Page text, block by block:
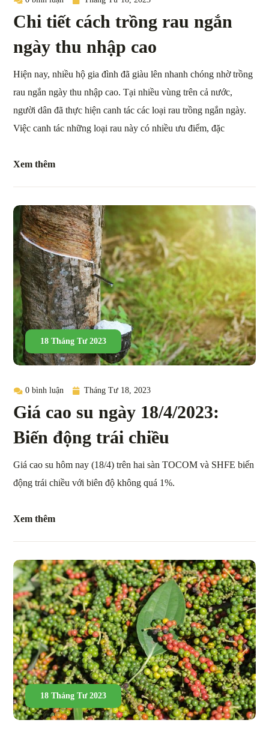
Chi tiết cách trồng rau ngắn
ngày thu nhập cao
Hiện nay, nhiều hộ gia đình đã giàu lên nhanh chóng nhờ trồng
rau ngắn ngày thu nhập cao. Tại nhiều vùng trên cả nước,
người dân đã thực hiện canh tác các loại rau trồng ngắn ngày.
Việc canh tác những loại rau này có nhiều ưu điểm, đặc
Xem thêm
18 Tháng Tư 2023
0 bình luận Tháng Tư 18, 2023
Giá cao su ngày 18/4/2023:
Biến động trái chiều
Giá cao su hôm nay (18/4) trên hai sàn TOCOM và SHFE biến
động trái chiều với biên độ không quá 1%.
Xem thêm
18 Tháng Tư 2023